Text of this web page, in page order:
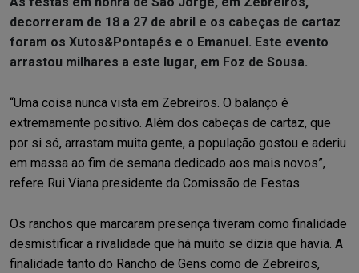
decorreram de 18 a 27 de abril e os cabeças de cartaz
foram os Xutos&Pontapés e o Emanuel. Este evento
arrastou milhares a este lugar, em Foz de Sousa.
“Uma coisa nunca vista em Zebreiros. O balanço é
extremamente positivo. Além dos cabeças de cartaz, que
por si só, arrastam muita gente, a população gostou e aderiu
em massa ao fim de semana dedicado aos mais novos”,
refere Rui Viana presidente da Comissão de Festas.
Os ranchos que marcaram presença tiveram como finalidade
desmistificar a rivalidade que há muito se dizia que havia. A
finalidade tanto do Rancho de Gens como de Zebreiros,